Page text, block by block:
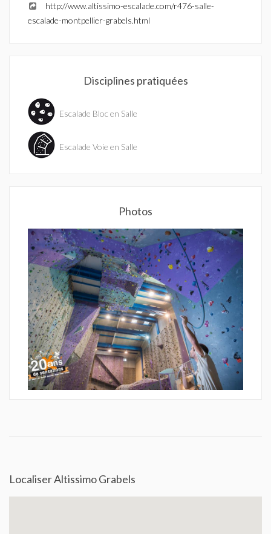
http://www.altissimo-escalade.com/r476-salle-
escalade-montpellier-grabels.html
Disciplines pratiquées
Escalade Bloc en Salle
Escalade Voie en Salle
Photos
Localiser Altissimo Grabels